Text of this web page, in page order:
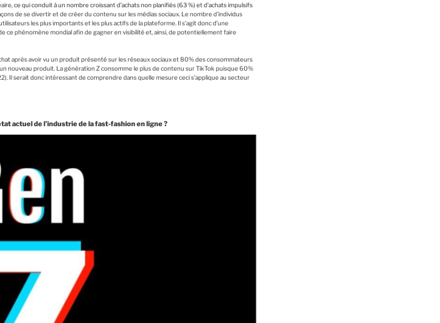
ce qui conduit à un nombre croissant d’achats non planifiés (63 %) et d’achats impulsifs
de se divertir et de créer du contenu sur les médias sociaux. Le nombre d’individus
les plus importants et les plus actifs de la plateforme. Il s’agit donc d’une
phénomène mondial afin de gagner en visibilité et, ainsi, de potentiellement faire
après avoir vu un produit présenté sur les réseaux sociaux et 80% des consommateurs
nouveau produit. La génération Z consomme le plus de contenu sur TikTok puisque 60%
Il serait donc intéressant de comprendre dans quelle mesure ceci s’applique au secteur
actuel de l’industrie de la fast-fashion en ligne ?